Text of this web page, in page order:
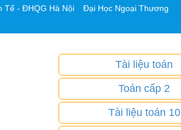
Tế - ĐHQG Hà Nội Đại Học Ngoại Thương
Tài liệu toán
Toán cấp 2
Tài liệu toán 10